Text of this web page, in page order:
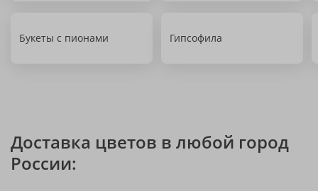
Букеты с пионами Гипсофила
Доставка цветов в любой город
России: